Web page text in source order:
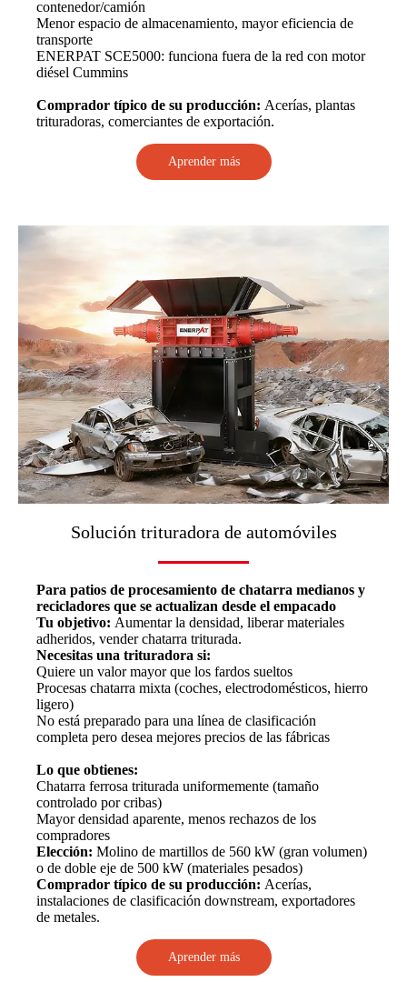
contenedor/camión
Menor espacio de almacenamiento, mayor eficiencia de
transporte
ENERPAT SCE5000: funciona fuera de la red con motor
diésel Cummins
Comprador típico de su producción: Acerías, plantas
trituradoras, comerciantes de exportación.
Aprender más
Solución trituradora de automóviles
Para patios de procesamiento de chatarra medianos y
recicladores que se actualizan desde el empacado
Tu objetivo: Aumentar la densidad, liberar materiales
adheridos, vender chatarra triturada.
Necesitas una trituradora si:
Quiere un valor mayor que los fardos sueltos
Procesas chatarra mixta (coches, electrodomésticos, hierro
ligero)
No está preparado para una línea de clasificación
completa pero desea mejores precios de las fábricas
Lo que obtienes:
Chatarra ferrosa triturada uniformemente (tamaño
controlado por cribas)
Mayor densidad aparente, menos rechazos de los
compradores
Elección: Molino de martillos de 560 kW (gran volumen)
o de doble eje de 500 kW (materiales pesados)
Comprador típico de su producción: Acerías,
instalaciones de clasificación downstream, exportadores
de metales.
Aprender más